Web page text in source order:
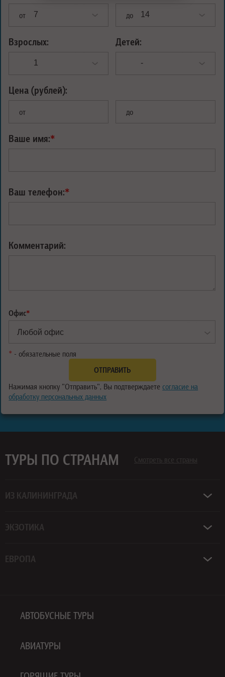
от до
Взрослых: Детей:
Цена (рублей):
от до
Ваше имя:*
Ваш телефон:*
Комментарий:
Офис*
* - обязательные поля
Нажимая кнопку "Отправить", Вы подтверждаете согласие на
обработку персональных данных
ТУРЫ ПО СТРАНАМ Смотреть все страны
ИЗ КАЛИНИНГРАДА
ЭКЗОТИКА
ЕВРОПА
АВТОБУСНЫЕ ТУРЫ
АВИАТУРЫ